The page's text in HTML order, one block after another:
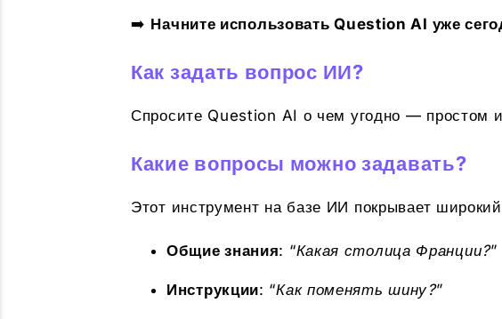
➡️ Начните использовать Question AI уже
Как задать вопрос ИИ?
Спросите Question AI о чем угодно — простом
Какие вопросы можно задавать?
Этот инструмент на базе ИИ покрывает
Общие знания: “Какая столица Франции?”
Инструкции: “Как поменять шину?”